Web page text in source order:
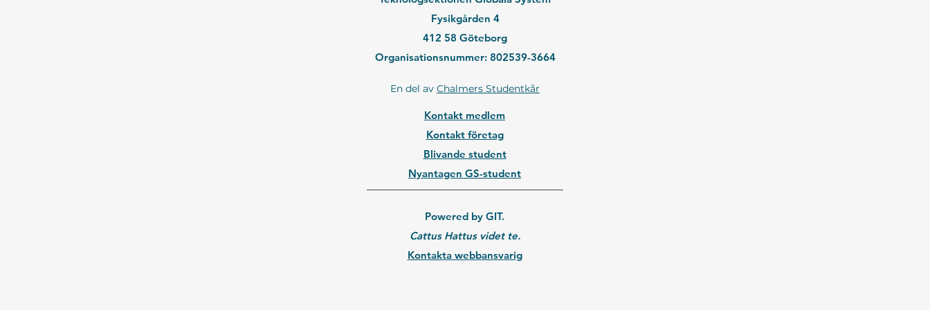
Fysikgården 4
412 58 Göteborg
Organisationsnummer: 802539-3664
En del av Chalmers Studentkår
Kontakt medlem
Kontakt företag
Blivande student
Nyantagen GS-student
Powered by GIT.
Cattus Hattus videt te.
Kontakta webbansvarig